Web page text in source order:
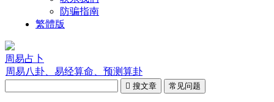
防骗指南
繁體版
周易占卜
周易八卦、易经算命、预测算卦
 搜文章 常见问题